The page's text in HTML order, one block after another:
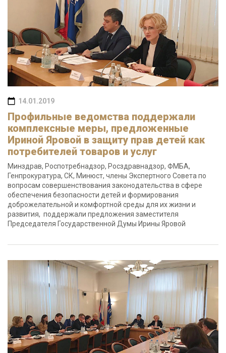
14.01.2019
Профильные ведомства поддержали
комплексные меры, предложенные
Ириной Яровой в защиту прав детей как
потребителей товаров и услуг
Минздрав, Роспотребнадзор, Росздравнадзор, ФМБА,
Генпрокуратура, СК, Минюст, члены Экспертного Совета по
вопросам совершенствования законодательства в сфере
обеспечения безопасности детей и формирования
доброжелательной и комфортной среды для их жизни и
развития, поддержали предложения заместителя
Председателя Государственной Думы Ирины Яровой